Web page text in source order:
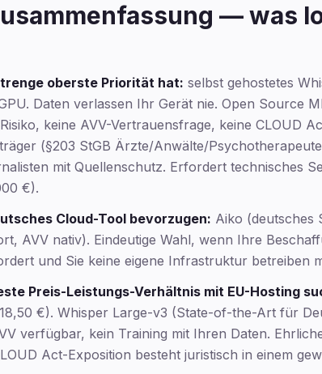
— was
oberste Priorität hat: selbst gehostetes
Daten verlassen Ihr Gerät nie. Open Source
keine AVV-Vertrauensfrage, keine CLOUD
(§203 StGB Ärzte/Anwälte/
mit Quellenschutz. Erfordert technisches
€).
Cloud-Tool bevorzugen: Aiko (deutsches
AVV nativ). Eindeutige Wahl, wenn Ihre
und Sie keine eigene Infrastruktur betreiben
Preis-Leistungs-Verhältnis mit EU-Hosting
€). Whisper Large-v3 (State-of-the-Art für
verfügbar, kein Training mit Ihren Daten.
Act-Exposition besteht juristisch in einem